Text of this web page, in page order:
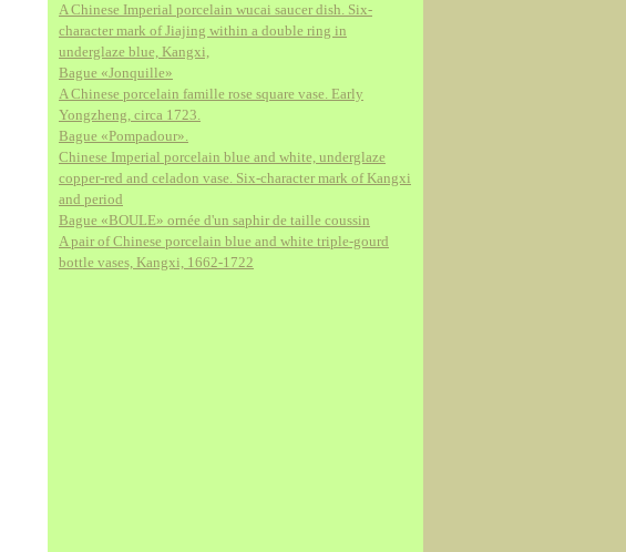
A Chinese Imperial porcelain wucai saucer dish. Six-
character mark of Jiajing within a double ring in
underglaze blue, Kangxi,
Bague «Jonquille»
A Chinese porcelain famille rose square vase. Early
Yongzheng, circa 1723.
Bague «Pompadour».
Chinese Imperial porcelain blue and white, underglaze
copper-red and celadon vase. Six-character mark of Kangxi
and period
Bague «BOULE» ornée d'un saphir de taille coussin
A pair of Chinese porcelain blue and white triple-gourd
bottle vases, Kangxi, 1662-1722